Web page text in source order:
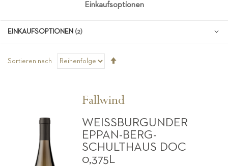
Sortieren nach
Fallwind
WEISSBURGUNDER E
PPAN-BERG-S
CHULTHAUS DOC 0
,375L
Einkaufsoptionen
EINKAUFSOPTIONEN